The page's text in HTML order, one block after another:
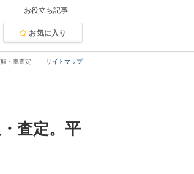
お役立ち記事
お気に入り
サイトマップ
・車査定
査定。平